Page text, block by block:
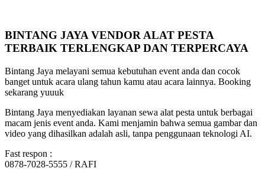
BINTANG JAYA VENDOR ALAT PESTA
TERBAIK TERLENGKAP DAN TERPERCAYA
Bintang Jaya melayani semua kebutuhan event anda dan cocok
banget untuk acara ulang tahun kamu atau acara lainnya. Booking
sekarang yuuuk
Bintang Jaya menyediakan layanan sewa alat pesta untuk berbagai
macam jenis event anda. Kami menjamin bahwa semua gambar dan
video yang dihasilkan adalah asli, tanpa penggunaan teknologi AI.
Fast respon :
0878-7028-5555 / RAFI